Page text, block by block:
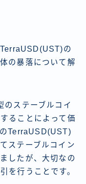
の
の暴落について解
ステーブルコイ
ることによって価
TerraUSD(UST)
ステーブルコイン
したが、大切なの
を行うことです。